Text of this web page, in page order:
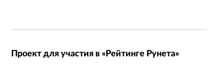
Проект для участия в «Рейтинге Рунета»